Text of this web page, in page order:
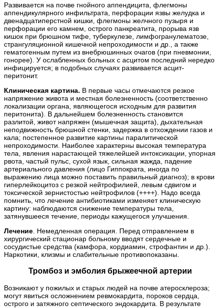
Развивается на почве гнойного аппендицита, флегмоны
аппендикулярного инфильтрата, перфорации язвы желудка и
двенадцатиперстной кишки, флегмоны желчного пузыря и
перфорации его камнем, острого панкреатита, прорыва язв
кишок при брюшном тифе, туберкулезе, лимфогранулематозе,
странгуляционной кишечной непроходимости и др., а также
гематогенным путем из внебрюшинных очагов (при пневмонии,
гонорее). У ослабленных больных с асцитом последний нередко
инфицируется; в подобных случаях развивается асцит-
перитонит.
Клиническая картина. В первые часы отмечаются резкое
напряжение живота и местная болезненность (соответственно
локализации органа, являющегося исходным для развития
перитонита). В дальнейшем болезненность становится
разлитой, живот напряжен (мышечная защита), дыхательная
неподвижность брюшной стенки, задержка в отхождении газов и
кала; постепенное развитие картины паралитической
непроходимости. Наиболее характерны высокая температура
тела, явления нарастающей тяжелейшей интоксикации, упорная
рвота, частый пульс, сухой язык, сильная жажда, падение
артериального давления (лицо Гиппократа, иногда по
выражению лица можно поставить правильный диагноз); в крови
гиперлейкоцитоз с резкой нейтрофилией, левым сдвигом и
токсической зернистостью нейтрофилов (++++). Надо всегда
помнить, что лечение антибиотиками изменяет клиническую
картину: наблюдаются снижение температуры тела,
затянувшееся течение, периоды кажущегося улучшения.
Лечение . Немедленная операция. Перед отправлением в
хирургический стационар больному вводят сердечные и
сосудистые средства (камфора, кордиамин, строфантин и др.).
Наркотики, клизмы и слабительные противопоказаны.
Тромбоз и эмболия брыжеечной артерии
Возникают у пожилых и старых людей на почве атеросклероза;
могут явиться осложнением ревмокардита, пороков сердца,
острого и затяжного септического эндокардита. В результате